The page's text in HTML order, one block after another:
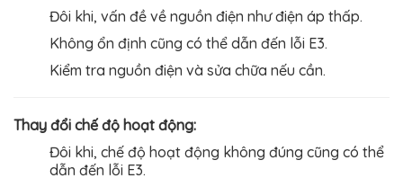
Đôi khi, vấn đề về nguồn điện như điện áp thấp.
Không ổn định cũng có thể dẫn đến lỗi E3.
Kiểm tra nguồn điện và sửa chữa nếu cần.
Thay đổi chế độ hoạt động:
Đôi khi, chế độ hoạt động không đúng cũng có thể
dẫn đến lỗi E3.